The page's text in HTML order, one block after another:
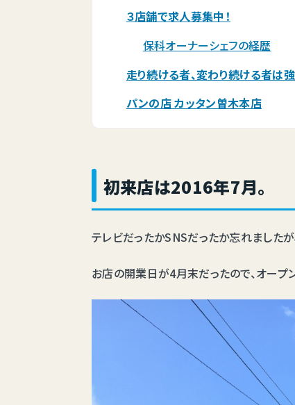
３店舗で求人募集中！
保科オーナーシェフの経歴
走り続ける者、変わり続ける者は強
パンの店 カッタン曽木本店
初来店は2016年7月。
テレビだったかSNSだったか忘れました
お店の開業日が4月末だったので、オープ